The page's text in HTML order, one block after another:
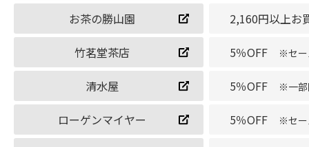
お茶の勝山園 2,160円以上
竹茗堂茶店 5％OFF ※セー
清水屋 5％OFF ※一部
ローゲンマイヤー 5％OFF ※セー